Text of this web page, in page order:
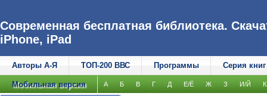
Современная бесплатная библиотека.
iPhone, iPad
Авторы А-Я ТОП-200 ВВС Программы Серия книг
Мобильная версия А Б В Г Д Е/Ё Ж З И/Й К